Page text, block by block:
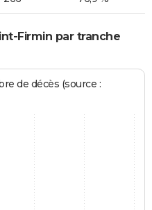
Firmin par tranche
de décès (source :